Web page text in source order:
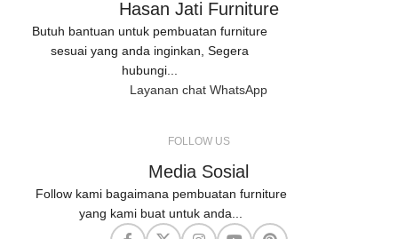
Hasan Jati Furniture
Butuh bantuan untuk pembuatan furniture
sesuai yang anda inginkan, Segera
hubungi...
Layanan chat WhatsApp
FOLLOW US
Media Sosial
Follow kami bagaimana pembuatan furniture
yang kami buat untuk anda...